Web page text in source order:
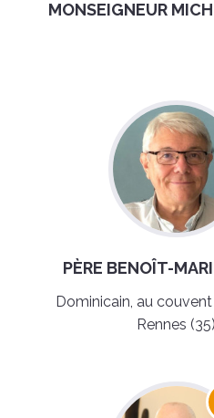
MONSEIGNEUR
PÈRE BENOÎT-
Dominicain, au
Rennes (35)